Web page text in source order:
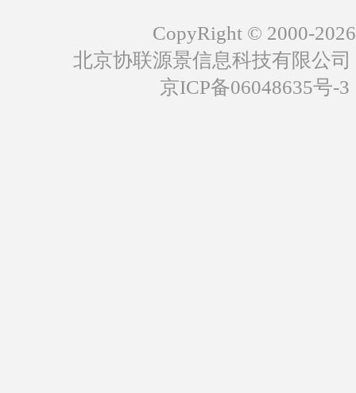
CopyRight © 2000-2026
北京协联源景信息科技有限公
京ICP备06048635号-3